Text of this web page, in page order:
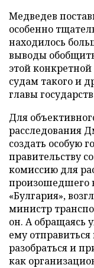
Медведев
особенно
находилось
выводы
этой
судам такого и
главы
Для
расследования
создать особую
правительству
комиссию для
произошедшего
«Булгария»,
министр
он. А обращаясь
ему
разобраться и
как